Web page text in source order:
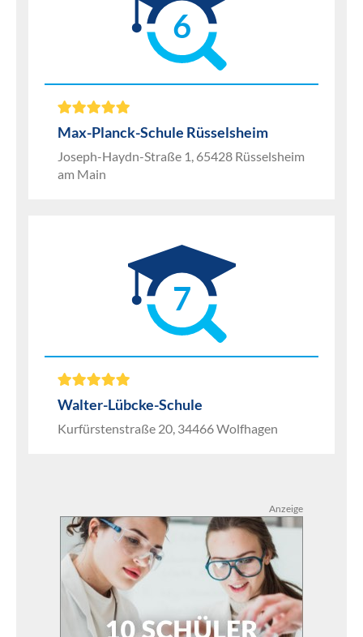
6
Max-Planck-Schule Rüsselsheim
Joseph-Haydn-Straße 1, 65428 Rüsselsheim
am Main
7
Walter-Lübcke-Schule
Kurfürstenstraße 20, 34466 Wolfhagen
Anzeige